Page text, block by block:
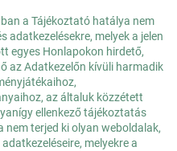
a Tájékoztató hatálya nem
adatkezelésekre, melyek a jelen
egyes Honlapokon hirdető,
az Adatkezelőn kívüli harmadik
az általuk közzétett
ellenkező tájékoztatás
terjed ki olyan weboldalak,
melyekre a